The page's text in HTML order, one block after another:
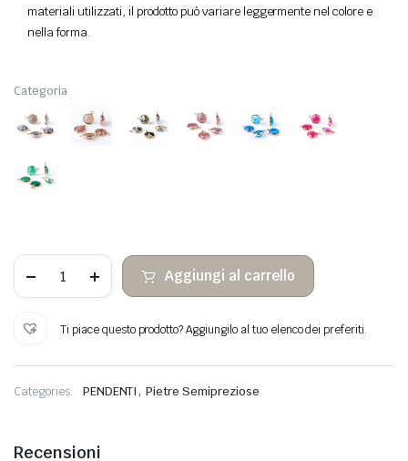
materiali utilizzati, il prodotto può variare leggermente nel colore e
nella forma.
Categoria
sfaccettata
in
esagonale
appesa
Aggiungi al carrello
Ti piace questo prodotto? Aggiungilo al tuo elenco dei preferiti.
Categories: PENDENTI ,Pietre Semipreziose
Recensioni